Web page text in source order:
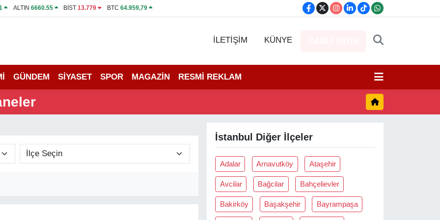
ALTIN 6660.55 BİST13.779 BTC 64.959,79
İLETİŞİM KÜNYE
GÜNDEM SİYASET SPOR MAGAZİN RESMİ REKLAM
İstanbul Diğer İlçeler
Adalar Arnavutköy Ataşehir
Avcilar Bağcilar Bahçelievler
Bakirköy Başakşehir Bayrampaşa